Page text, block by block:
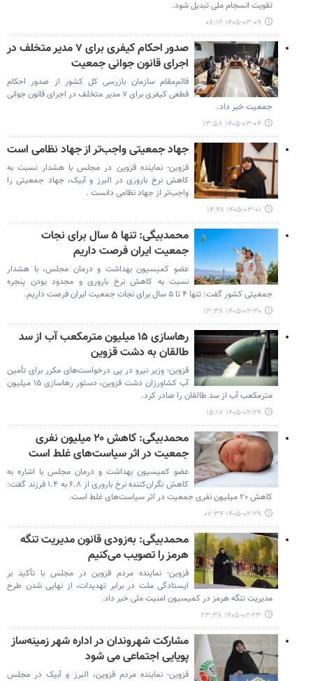
تقویت انسجام ملی تبدیل شود.
۱۴۰۵-۰۳-۰۹ ۰۸:۱۲
صدور احکام کیفری برای ۷ مدیر متخلف در
اجرای قانون جوانی جمعیت
قائم‌مقام سازمان بازرسی کل کشور از صدور احکام
قطعی کیفری برای ۷ مدیر متخلف در اجرای قانون جوانی
جمعیت خبر داد.
۱۴۰۵-۰۳-۰۴ ۱۳:۵۸
جهاد جمعیتی واجب‌تر از جهاد نظامی است
قزوین- نماینده قزوین در مجلس با هشدار نسبت به
کاهش نرخ باروری در البرز و آبیک، جهاد جمعیتی را
واجب‌تر از جهاد نظامی دانست .
۱۴۰۵-۰۳-۰۱ ۱۴:۴۸
محمدبیگی: تنها ۵ سال برای نجات
جمعیت ایران فرصت داریم
عضو کمیسیون بهداشت و درمان مجلس، با هشدار
نسبت به کاهش نرخ باروری و محدود بودن پنجره
جمعیتی کشور گفت: تنها ۴ تا ۵ سال برای نجات جمعیت ایران فرصت داریم.
۱۴۰۵-۰۲-۳۰ ۱۳:۳۸
رهاسازی ۱۵ میلیون مترمکعب آب از سد
طالقان به دشت قزوین
قزوین- وزیر نیرو در پی درخواست‌های مکرر برای تأمین
آب کشاورزان دشت قزوین، دستور رهاسازی ۱۵ میلیون
مترمکعب آب از سد طالقان را صادر کرد.
۱۴۰۵-۰۲-۲۹ ۱۵:۱۷
محمدبیگی: کاهش ۲۰ میلیون نفری
جمعیت در اثر سیاست‌های غلط است
عضو کمیسیون بهداشت و درمان مجلس با اشاره به
کاهش نگران‌کننده نرخ باروری از ۶.۸ به ۱.۴ فرزند گفت:
کاهش ۲۰ میلیون نفری جمعیت در اثر سیاست‌های غلط است.
۱۴۰۵-۰۲-۲۹ ۰۷:۳۴
محمدبیگی: به‌زودی قانون مدیریت تنگه
هرمز را تصویب می‌کنیم
قزوین- نماینده مردم قزوین در مجلس با تأکید بر
ایستادگی ملت در برابر تهدیدات، از نهایی شدن طرح
مدیریت تنگه هرمز در کمیسیون امنیت ملی خبر داد.
۱۴۰۵-۰۲-۲۳ ۲۳:۳۸
مشارکت شهروندان در اداره شهر زمینه‌ساز
پویایی اجتماعی می شود
قزوین- نماینده مردم قزوین، البرز و آبیک در مجلس